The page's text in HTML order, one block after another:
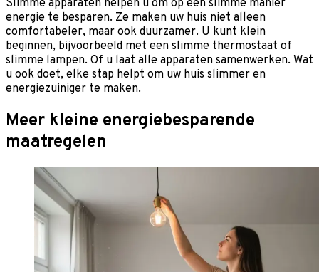
Slimme apparaten helpen u om op een slimme manier
energie te besparen. Ze maken uw huis niet alleen
comfortabeler, maar ook duurzamer. U kunt klein
beginnen, bijvoorbeeld met een slimme thermostaat of
slimme lampen. Of u laat alle apparaten samenwerken. Wat
u ook doet, elke stap helpt om uw huis slimmer en
energiezuiniger te maken.
Meer kleine energiebesparende
maatregelen